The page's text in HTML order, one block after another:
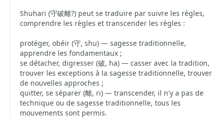
Shuhari (守破離?) peut se traduire par suivre les règles,
comprendre les règles et transcender les règles :
protéger, obéir (守, shu) — sagesse traditionnelle,
apprendre les fondamentaux ;
se détacher, digresser (破, ha) — casser avec la tradition,
trouver les exceptions à la sagesse traditionnelle, trouver
de nouvelles approches ;
quitter, se séparer (離, ri) — transcender, il n'y a pas de
technique ou de sagesse traditionnelle, tous les
mouvements sont permis.